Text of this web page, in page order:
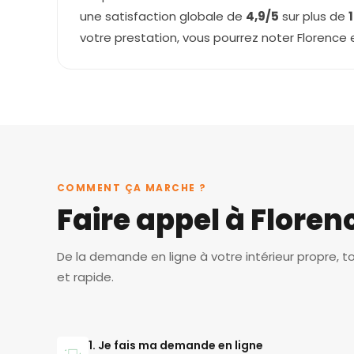
une satisfaction globale de 4,9/5 sur plus de
votre prestation, vous pourrez noter
COMMENT ÇA MARCHE ?
Faire appel à
De la demande en ligne à votre intérieur propre,
et rapide.
1. Je fais ma demande en ligne